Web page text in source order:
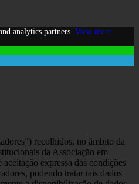
analytics partners. View more
recolhidos, no âmbito da
da Associação em
expressa das condições
podendo tratar tais dados